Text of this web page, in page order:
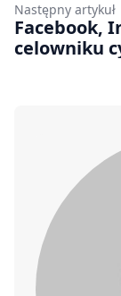
Następny artykuł
Facebook,
celowniku